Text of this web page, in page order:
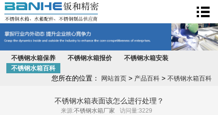
不锈钢水箱
不锈钢水箱保养 不锈钢水箱报价
不锈钢水箱安装
不锈钢水箱百科
您所在的位置： 网站首页> 产品百科> 不锈钢水箱百科
不锈钢水箱表面该怎么进行处理？
来源:不锈钢水箱厂家 访问量:3229